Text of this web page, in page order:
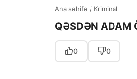
Ana səhifə / Kriminal
QƏSDƏN ADAM
0 0